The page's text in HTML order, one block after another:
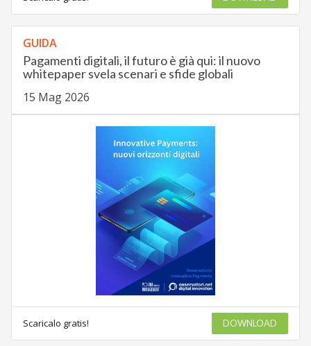
GUIDA
Pagamenti digitali, il futuro è già qui: il nuovo
whitepaper svela scenari e sfide globali
15 Mag 2026
Scaricalo gratis! DOWNLOAD